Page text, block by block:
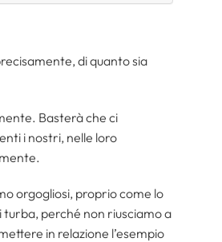
di quanto sia
Basterà che ci
i nostri, nelle loro
orgogliosi, proprio come lo
turba, perché non riusciamo a
in relazione l’esempio